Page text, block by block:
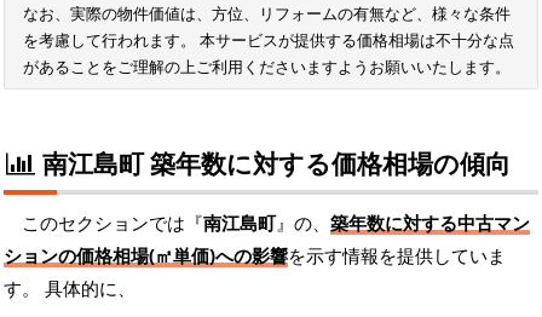
なお、実際の物件価値は、方位、リフォームの有無など、様々な条件
を考慮して行われます。 本サービスが提供する価格相場は不十分な点
があることをご理解の上ご利用くださいますようお願いいたします。
南江島町 築年数に対する価格相場の傾向
このセクションでは『南江島町』の、 築年数に対する中古マン
ションの価格相場(㎡単価)への影響を示す情報を提供していま
す。 具体的に、